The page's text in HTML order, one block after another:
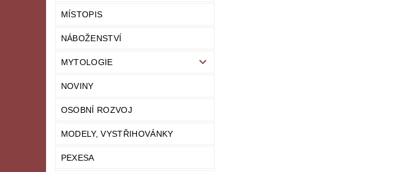
MÍSTOPIS
NÁBOŽENSTVÍ
MYTOLOGIE
NOVINY
OSOBNÍ ROZVOJ
MODELY, VYSTŘIHOVÁNKY
PEXESA